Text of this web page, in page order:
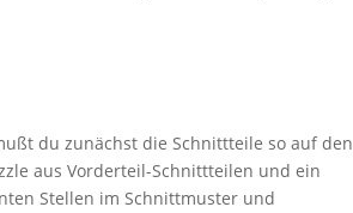
du zunächst die Schnittteile so auf den
aus Vorderteil-Schnittteilen und ein
Stellen im Schnittmuster und